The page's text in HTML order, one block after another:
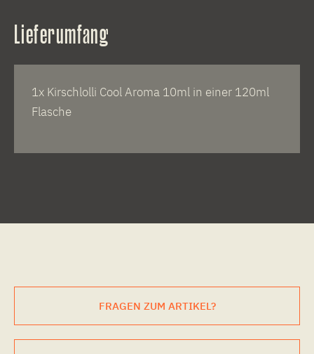
Lieferumfang
1x Kirschlolli Cool Aroma 10ml in einer 120ml
Flasche
FRAGEN ZUM ARTIKEL?